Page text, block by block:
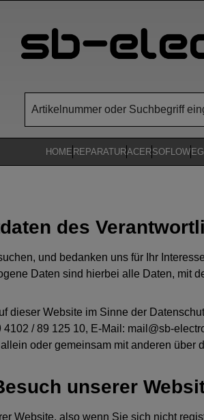
HOME REPARATURACERSOFLOW
des
und bedanken uns für Ihr
Daten sind hierbei alle Daten, mit
dieser Website im Sinne der
4102 / 89 125 10, E-Mail: mail@sb-
oder gemeinsam mit anderen
unserer
Website, also wenn Sie sich nicht